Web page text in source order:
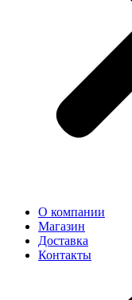
О компании
Магазин
Доставка
Контакты